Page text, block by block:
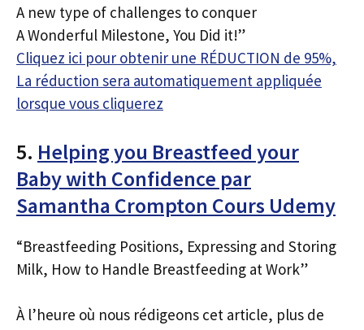
A new type of challenges to conquer
A Wonderful Milestone, You Did it!”
Cliquez ici pour obtenir une RÉDUCTION de 95%,
La réduction sera automatiquement appliquée
lorsque vous cliquerez
5. Helping you Breastfeed your
Baby with Confidence par
Samantha Crompton Cours Udemy
“Breastfeeding Positions, Expressing and Storing
Milk, How to Handle Breastfeeding at Work”
À l’heure où nous rédigeons cet article, plus de